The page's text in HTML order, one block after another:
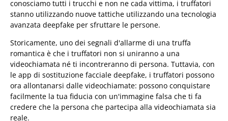
conosciamo tutti i trucchi e non ne cada vittima, i truffatori
stanno utilizzando nuove tattiche utilizzando una tecnologia
avanzata deepfake per sfruttare le persone.
Storicamente, uno dei segnali d'allarme di una truffa
romantica è che i truffatori non si uniranno a una
videochiamata né ti incontreranno di persona. Tuttavia, con
le app di sostituzione facciale deepfake, i truffatori possono
ora allontanarsi dalle videochiamate: possono conquistare
facilmente la tua fiducia con un'immagine falsa che ti fa
credere che la persona che partecipa alla videochiamata sia
reale.